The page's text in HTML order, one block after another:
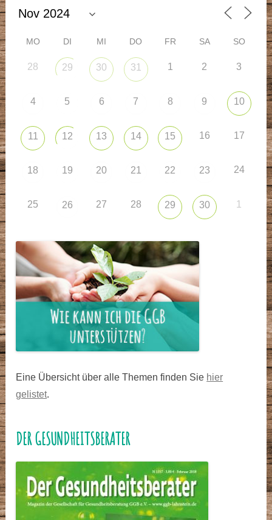
MO DI MI DO FR SA SO
28 29 30 31 1 2 3
4 5 6 7 8 9 10
11 12 13 14 15 16 17
18 19 20 21 22 23 24
25 26 27 28 29 30 1
Eine Übersicht über alle Themen finden Sie hier
gelistet.
DER GESUNDHEITSBERATER